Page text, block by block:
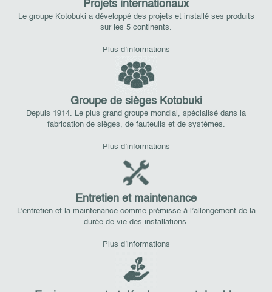
Projets internationaux
Le groupe Kotobuki a développé des projets et installé ses produits
sur les 5 continents.
Plus d’informations
Groupe de sièges Kotobuki
Depuis 1914. Le plus grand groupe mondial, spécialisé dans la
fabrication de sièges, de fauteuils et de systèmes.
Plus d’informations
Entretien et maintenance
L’entretien et la maintenance comme prémisse à l’allongement de la
durée de vie des installations.
Plus d’informations